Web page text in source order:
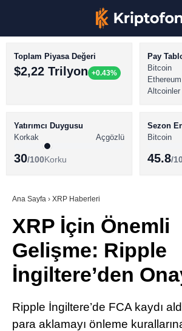
BİTCOİN HABERLERİ
ALTCOİN HABERLERİ
SÖZLÜK
Toplam Piyasa Değeri
$2,22 Trilyon +0.43%
Pay
Bitcoin
Ethereum
Altcoinler
Yatırımcı Duygusu
Korkak
Açgözlü
30/100Korku
Sezon
Bitcoin
45.8/
Ana Sayfa › XRP Haberleri
XRP İçin Önemli
Gelişme: Ripple
İngiltere’den
Ripple İngiltere’de FCA kaydı
para aklamayı önleme